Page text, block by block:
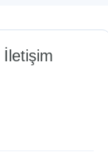
İletişim